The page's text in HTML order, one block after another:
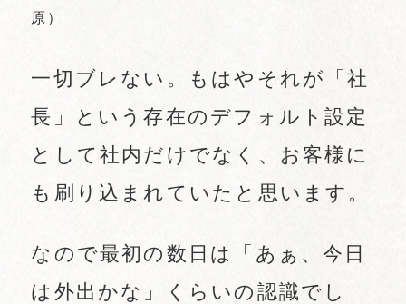
原）
一切ブレない。もはやそれが「社
長」という存在のデフォルト設定
として社内だけでなく、お客様に
も刷り込まれていたと思います。
なので最初の数日は「あぁ、今日
は外出かな」くらいの認識でし